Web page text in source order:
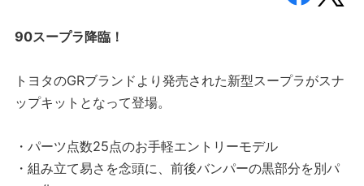
90スープラ降臨！
トヨタのGRブランドより発売された新型スープラがスナ
ップキットとなって登場。
・パーツ点数25点のお手軽エントリーモデル
・組み立て易さを念頭に、前後バンパーの黒部分を別パ